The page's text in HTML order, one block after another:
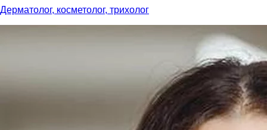
Дерматолог, косметолог, трихолог